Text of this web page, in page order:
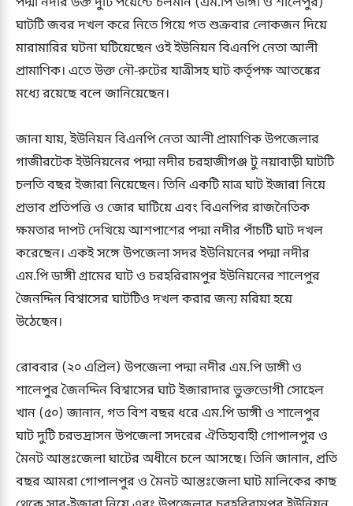
ঘাটটি জবর দখল করে নিতে গিয়ে গত শুক্রবার লোকজন দিয়ে
মারামারির ঘটনা ঘটিয়েছেন ওই ইউনিয়ন বিএনপি নেতা আলী
প্রামাণিক। এতে উক্ত নৌ-রুটের যাত্রীসহ ঘাট কর্তৃপক্ষ আতঙ্কের
মধ্যে রয়েছে বলে জানিয়েছেন।
জানা যায়, ইউনিয়ন বিএনপি নেতা আলী প্রামাণিক উপজেলার
গাজীরটেক ইউনিয়নের পদ্মা নদীর চরহাজীগঞ্জ টু নয়াবাড়ী ঘাটটি
চলতি বছর ইজারা নিয়েছেন। তিনি একটি মাত্র ঘাট ইজারা নিয়ে
প্রভাব প্রতিপত্তি ও জোর ঘাটিয়ে এবং বিএনপির রাজনৈতিক
ক্ষমতার দাপট দেখিয়ে আশপাশের পদ্মা নদীর পাঁচটি ঘাট দখল
করেছেন। একই সঙ্গে উপজেলা সদর ইউনিয়নের পদ্মা নদীর
এম.পি ডাঙ্গী গ্রামের ঘাট ও চরহরিরামপুর ইউনিয়নের শালেপুর
জৈনদ্দিন বিশ্বাসের ঘাটটিও দখল করার জন্য মরিয়া হয়ে
উঠেছেন।
রোববার (২০ এপ্রিল) উপজেলা পদ্মা নদীর এম.পি ডাঙ্গী ও
শালেপুর জৈনদ্দিন বিশ্বাসের ঘাট ইজারাদার ভুক্তভোগী সোহেল
খান (৫০) জানান, গত বিশ বছর ধরে এম.পি ডাঙ্গী ও শালেপুর
ঘাট দুটি চরভদ্রাসন উপজেলা সদরের ঐতিহ্যবাহী গোপালপুর ও
মৈনট আন্তঃজেলা ঘাটের অধীনে চলে আসছে। তিনি জানান, প্রতি
বছর আমরা গোপালপুর ও মৈনট আন্তঃজেলা ঘাট মালিকের কাছ